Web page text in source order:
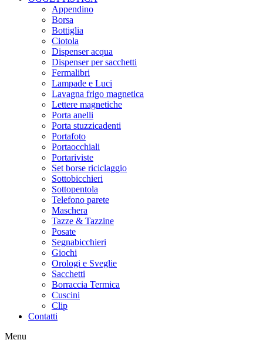
Appendino
Borsa
Bottiglia
Ciotola
Dispenser acqua
Dispenser per sacchetti
Fermalibri
Lampade e Luci
Lavagna frigo magnetica
Lettere magnetiche
Porta anelli
Porta stuzzicadenti
Portafoto
Portaocchiali
Portariviste
Set borse riciclaggio
Sottobicchieri
Sottopentola
Telefono parete
Maschera
Tazze & Tazzine
Posate
Segnabicchieri
Giochi
Orologi e Sveglie
Sacchetti
Borraccia Termica
Cuscini
Clip
Contatti
Menu